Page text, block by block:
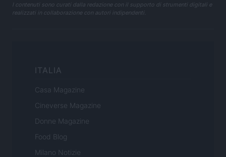
I contenuti sono curati dalla redazione con il supporto di strumenti digitali e
realizzati in collaborazione con autori indipendenti.
ITALIA
Casa Magazine
Cineverse Magazine
Donne Magazine
Food Blog
Milano Notizie